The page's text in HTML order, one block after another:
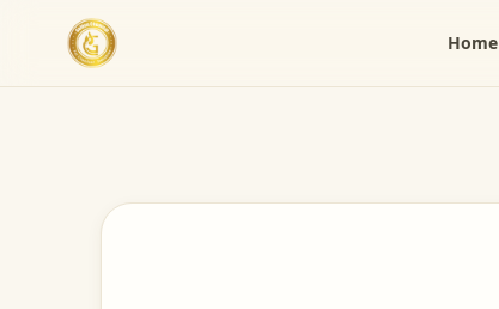
Skip to content
Home